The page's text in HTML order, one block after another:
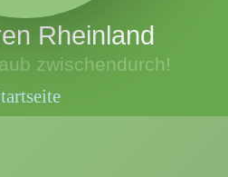
Rheinland
zwischendurch!